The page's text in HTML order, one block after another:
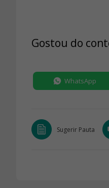
Gostou do
WhatsApp
Sugerir Pauta